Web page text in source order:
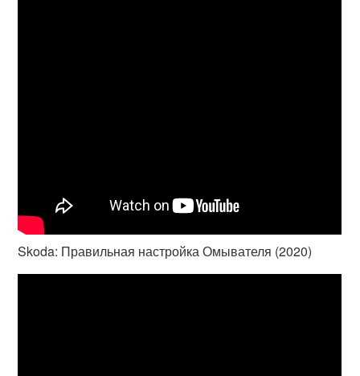
Skoda: Правильная настройка Омывателя (2020)